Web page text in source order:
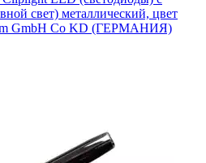
свет) металлический, цвет
GmbH Co KD (ГЕРМАНИЯ)